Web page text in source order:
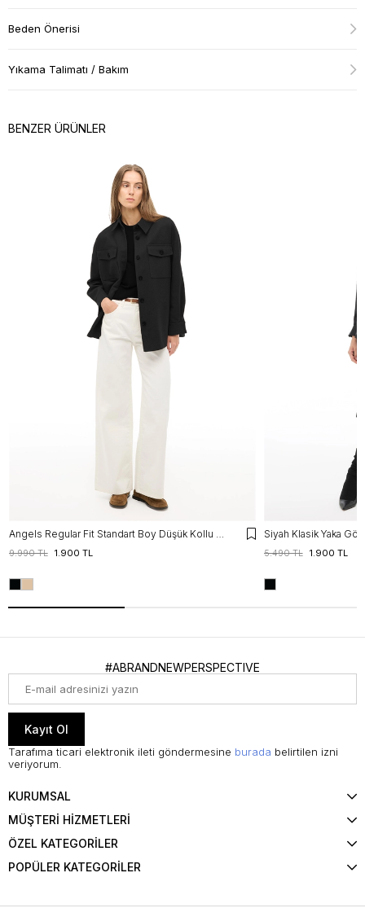
Beden Önerisi
Yıkama Talimatı / Bakım
BENZER ÜRÜNLER
Angels Regular Fit Standart Boy Düşük Kollu Gömlek Yaka Siyah Mont
1.900 TL
9.990 TL
Siyah Klasik Yaka
1.900 TL
5.490 TL
#ABRANDNEWPERSPECTIVE
Kayıt Ol
Tarafıma ticari elektronik ileti göndermesine burada belirtilen izni
veriyorum.
KURUMSAL
MÜŞTERİ HİZMETLERİ
ÖZEL KATEGORİLER
POPÜLER KATEGORİLER